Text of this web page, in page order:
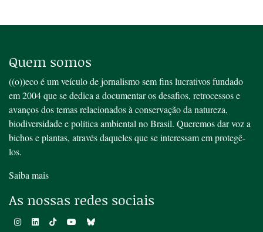
Quem somos
((o))eco é um veículo de jornalismo sem fins lucrativos fundado
em 2004 que se dedica a documentar os desafios, retrocessos e
avanços dos temas relacionados à conservação da natureza,
biodiversidade e política ambiental no Brasil. Queremos dar voz a
bichos e plantas, através daqueles que se interessam em protegê-
los.
Saiba mais
As nossas redes sociais